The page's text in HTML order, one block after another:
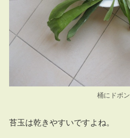
桶にドボン
苔玉は乾きやすいですよね。